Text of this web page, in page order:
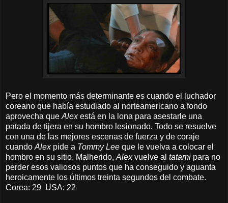
Pero el momento más determinante es cuando el luchador
coreano que había estudiado al norteamericano a fondo
aprovecha queAlexestá en la lona para asestarle una
patada de tijera en su hombro lesionado. Todo se resuelve
con una de las mejores escenas de fuerza y de coraje
cuandoAlexpide a Tommy Lee que le vuelva a colocar el
hombro en su sitio. Malherido,Alexvuelve al tatami para no
perder esos valiosos puntos que ha conseguido y aguanta
heroicamente los últimos treinta segundos del combate.
Corea: 29 USA: 22